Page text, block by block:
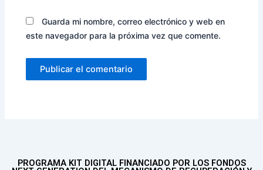
Guarda mi nombre, correo electrónico y web en
este navegador para la próxima vez que comente.
PROGRAMA KIT DIGITAL FINANCIADO POR LOS FONDOS